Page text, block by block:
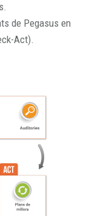
de Pegasus en
Act).